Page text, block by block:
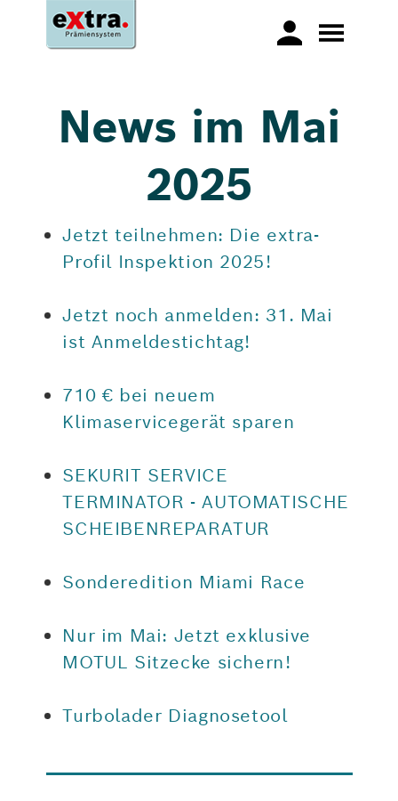
News im Mai
2025
Jetzt teilnehmen: Die extra-
Profil Inspektion 2025!
Jetzt noch anmelden: 31. Mai
ist Anmeldestichtag!
710 € bei neuem
Klimaservicegerät sparen
SEKURIT SERVICE
TERMINATOR - AUTOMATISCHE
SCHEIBENREPARATUR
Sonderedition Miami Race
Nur im Mai: Jetzt exklusive
MOTUL Sitzecke sichern!
Turbolader Diagnosetool